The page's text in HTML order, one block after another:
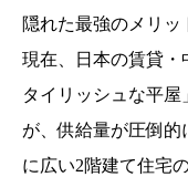
隠れた最強のメリッ
現在、日本の賃貸・
タイリッシュな平
が、供給量が圧倒
に広い2階建て住宅